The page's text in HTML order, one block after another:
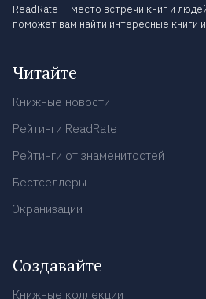
ReadRate — место встречи книг и
поможет вам найти интересные книги
Читайте
Книжные новости
Рейтинги ReadRate
Рейтинги от знаменитостей
Бестселлеры
Экранизации
Создавайте
Книжные коллекции